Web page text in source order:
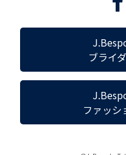
ブライ
ファッシ